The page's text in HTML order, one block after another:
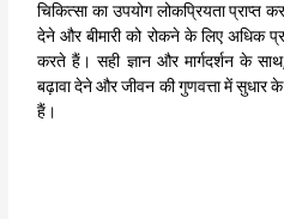
चिकित्सा का उपयोग लोकप्रियता प्राप्त
देने और बीमारी को रोकने के लिए अधिक
करते हैं। सही ज्ञान और मार्गदर्शन के
बढ़ावा देने और जीवन की गुणवत्ता में
हैं।